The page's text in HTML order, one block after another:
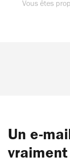
Vous êtes
Un e-
vraiment